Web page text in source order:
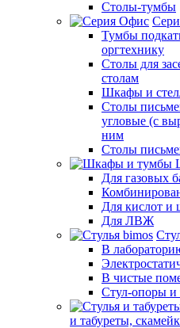
Столы-тумбы
Тумбы
оргтехнику
Столы для
столам
Шкафы и
Столы
угловые (с
ним
Столы
Для газовых
Для кислот и
Для ЛВЖ
В
В чистые
Стул-опоры и
и табуреты,